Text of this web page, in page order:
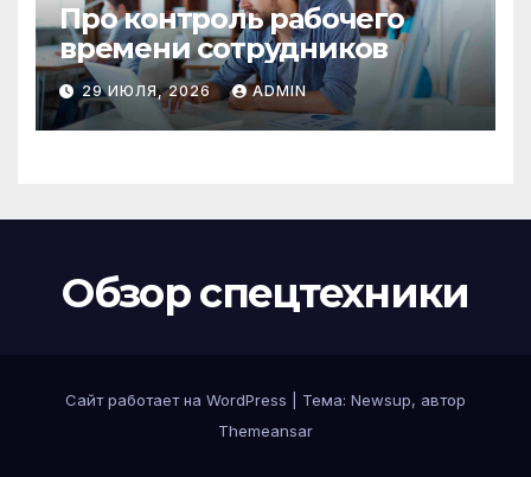
Про контроль рабочего
времени сотрудников
29 ИЮЛЯ, 2026 ADMIN
Обзор спецтехники
Сайт работает на WordPress
Тема: Newsup, автор
Themeansar